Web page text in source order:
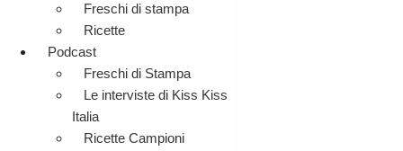
Freschi di stampa
Ricette
Podcast
Freschi di Stampa
Le interviste di Kiss Kiss
Italia
Ricette Campioni